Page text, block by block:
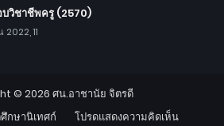
บวิชาชีพครู (2570)
2022, 11
© 2026 ศน.อาชานัย จิตรดี
กษานิเทศก์ โปรดแสดงความคิดเห็น